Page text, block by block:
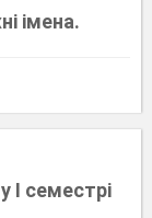
імена.
І семестрі